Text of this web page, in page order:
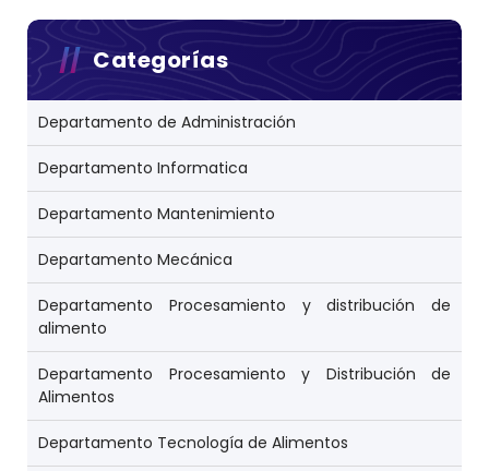
Categorías
Departamento de Administración
Departamento Informatica
Departamento Mantenimiento
Departamento Mecánica
Departamento Procesamiento y distribución de
alimento
Departamento Procesamiento y Distribución de
Alimentos
Departamento Tecnología de Alimentos